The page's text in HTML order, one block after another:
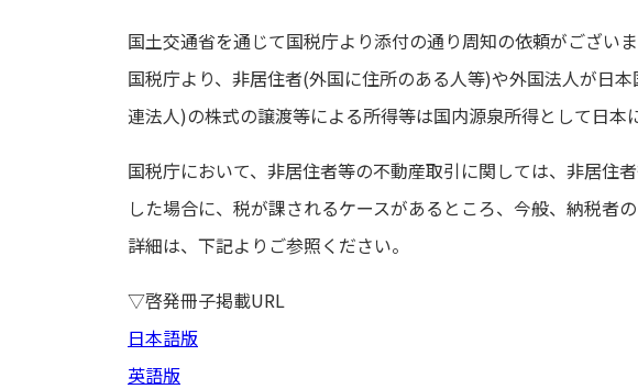
国土交通省を通じて国税庁より添付の通り周知の依頼がござい
国税庁より、非居住者(外国に住所のある人等)や外国法人が日
連法人)の株式の譲渡等による所得等は国内源泉所得として日
国税庁において、非居住者等の不動産取引に関しては、非居住
した場合に、税が課されるケースがあるところ、今般、納税者
詳細は、下記よりご参照ください。
▽啓発冊子掲載URL
日本語版
英語版